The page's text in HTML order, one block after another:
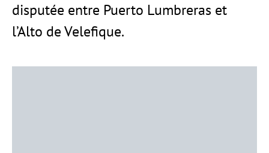
disputée entre Puerto Lumbreras et
l’Alto de Velefique.